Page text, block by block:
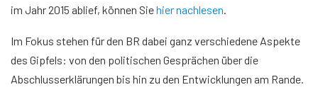
im Jahr 2015 ablief, können Siehier nachlesen
Im Fokus stehen für den BR dabei ganz verschiedene Aspekte
des Gipfels: von den politischen Gesprächen über die
Abschlusserklärungen bis hin zu den Entwicklungen am Rande.